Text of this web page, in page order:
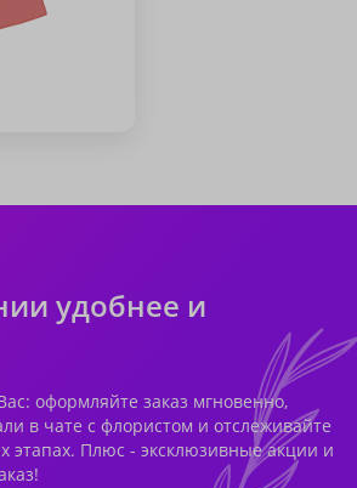
удобнее и
оформляйте заказ мгновенно,
в чате с флористом и отслеживайте
этапах. Плюс - эксклюзивные акции и